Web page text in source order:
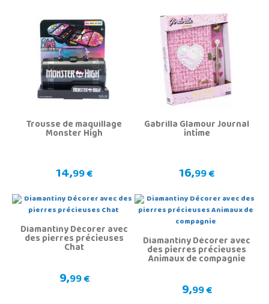
Trousse de maquillage
Monster High
14,99 €
Gabrilla Glamour Journal
intime
16,99 €
Diamantiny Décorer avec
des pierres précieuses
Chat
9,99 €
Diamantiny Décorer avec
des pierres précieuses
Animaux de compagnie
9,99 €